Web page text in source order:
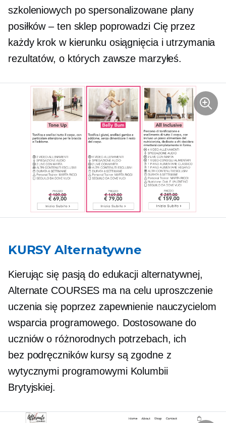
szkoleniowych po spersonalizowane plany
posiłków – ten sklep poprowadzi Cię przez
każdy krok w kierunku osiągnięcia i utrzymania
rezultatów, o których zawsze marzyłeś.
KURSY Alternatywne
Kierując się pasją do edukacji alternatywnej,
Alternate COURSES ma na celu uproszczenie
uczenia się poprzez zapewnienie nauczycielom
wsparcia programowego. Dostosowane do
uczniów o różnorodnych potrzebach, ich
bez podręcznikówkursy są zgodne z
wytycznymi programowymi Kolumbii
Brytyjskiej.